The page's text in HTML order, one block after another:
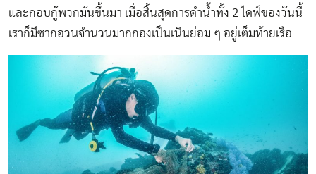
และกอบกู้พวกมันขึ้นมา เมื่อสิ้นสุดการดำน้ำทั้ง 2 ไดฟ์ของวันนี้
เราก็มีซากอวนจำนวนมากกองเป็นเนินย่อม ๆ อยู่เต็มท้ายเรือ